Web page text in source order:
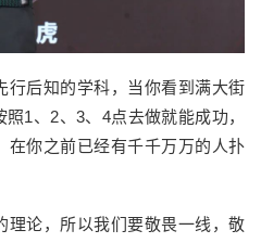
行后知的学科，当你看到满大街
1、2、3、4点去做就能成功，
在你之前已经有千千万万的人扑
理论，所以我们要敬畏一线，敬